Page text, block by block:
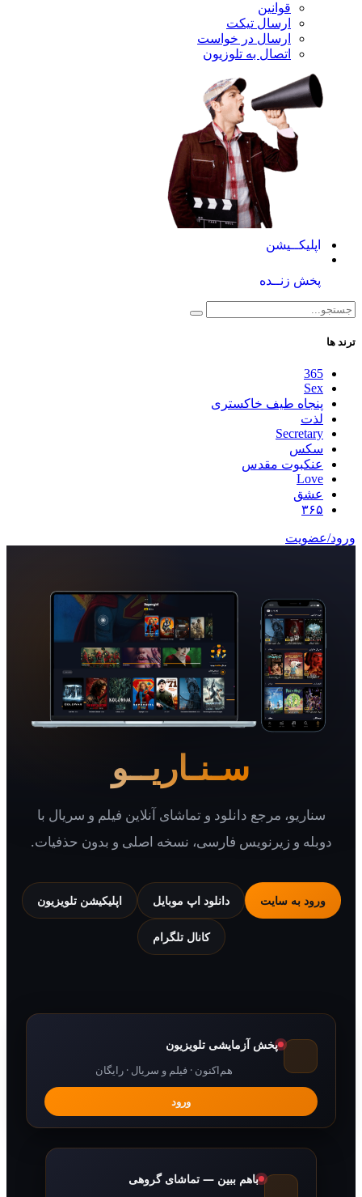
قوانین
ارسال تیکت
ارسال در خواست
اتصال به تلوزیون
اپلیکــیشن
پخش زنــده
ترند ها
365
Sex
پنجاه طیف خاکستری
لذت
Secretary
سکس
عنکبوت مقدس
Love
عشق
۳۶۵
ورود/عضویت
سـنـاریــو
سناریو، مرجع دانلود و تماشای آنلاین فیلم و سریال با
دوبله و زیرنویس فارسی، نسخه اصلی و بدون حذفیات.
ورود به سایت دانلود اپ موبایل اپلیکیشن تلویزیون
کانال تلگرام
پخش آزمایشی تلویزیون
هم‌اکنون · فیلم و سریال · رایگان
ورود
باهم ببین — تماشای گروهی